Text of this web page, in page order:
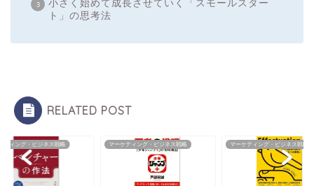
小さく始めて成長させていく「スモールスター
ト」の思考法
RELATED POST
ティング・ビジネス戦略 マーケティング・ビジネス戦略 マーケティング・ビジネス戦略